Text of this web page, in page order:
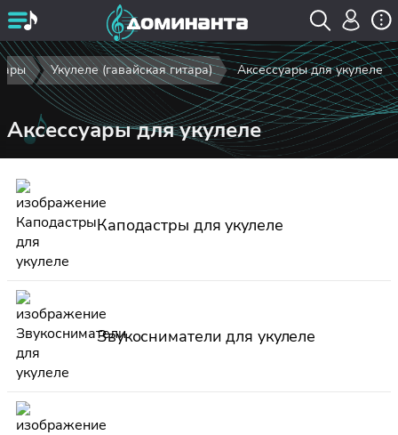
Укулеле (гавайская гитара) Аксессуары для укулеле
Аксессуары для укулеле
Каподастры для укулеле
Звукосниматели для укулеле